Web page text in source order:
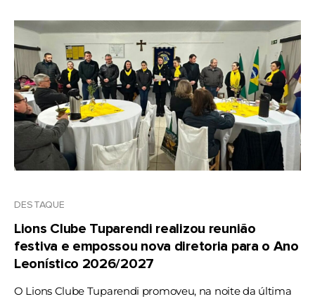
DESTAQUE
Lions Clube Tuparendi realizou reunião
festiva e empossou nova diretoria para o Ano
Leonístico 2026/2027
O Lions Clube Tuparendi promoveu, na noite da última